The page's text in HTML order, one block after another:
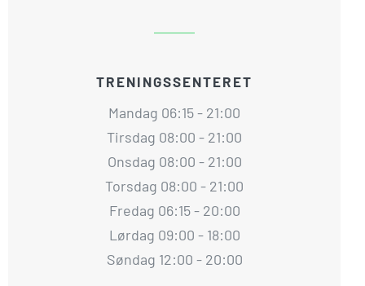
TRENINGSSENTERET
Mandag 06:15 - 21:00
Tirsdag 08:00 - 21:00
Onsdag 08:00 - 21:00
Torsdag 08:00 - 21:00
Fredag 06:15 - 20:00
Lørdag 09:00 - 18:00
Søndag 12:00 - 20:00